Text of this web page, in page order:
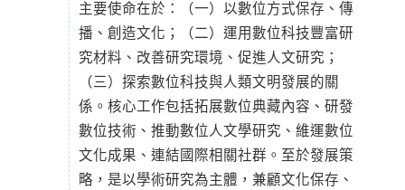
主要使命在於：（一）以數位方式保存、傳
播、創造文化；（二）運用數位科技豐富研
究材料、改善研究環境、促進人文研究；
（三）探索數位科技與人類文明發展的關
係。核心工作包括拓展數位典藏內容、研發
數位技術、推動數位人文學研究、維運數位
文化成果、連結國際相關社群。至於發展策
略，是以學術研究為主體，兼顧文化保存、